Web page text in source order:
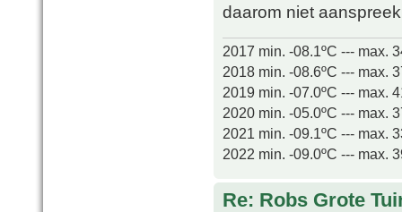
daarom niet
2017 min. -08.1ºC --- max.
2018 min. -08.6ºC --- max.
2019 min. -07.0ºC --- max.
2020 min. -05.0ºC --- max.
2021 min. -09.1ºC --- max.
2022 min. -09.0ºC --- max.
Re: Robs Grote